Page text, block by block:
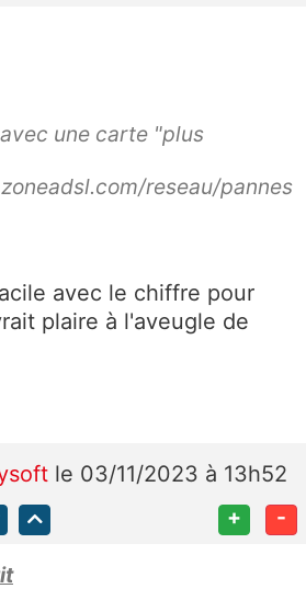
une carte "plus
reseau/pannes
avec le chiffre pour
plaire à l'aveugle de
le 03/11/2023 à 13h52
+ -